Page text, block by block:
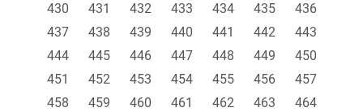
430
431 432 433 434 435
436
437
438 439 440 441 442
443
444
445 446 447 448 449
450
451
452 453 454 455 456
457
458
459 460 461 462 463
464